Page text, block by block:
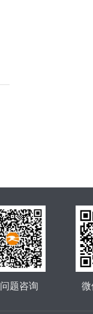
微
题咨询